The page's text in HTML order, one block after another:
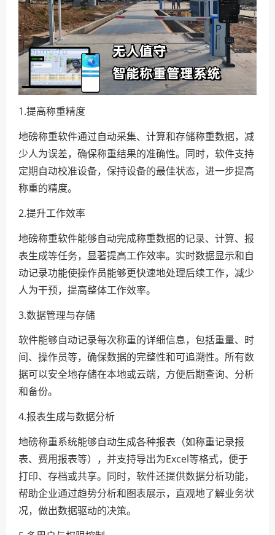
1.提高称重精度
地磅称重软件通过自动采集、计算和存储称重数据，减
少人为误差，确保称重结果的准确性。同时，软件支持
定期自动校准设备，保持设备的最佳状态，进一步提高
称重的精度。
2.提升工作效率
地磅称重软件能够自动完成称重数据的记录、计算、报
表生成等任务，显著提高工作效率。实时数据显示和自
动记录功能使操作员能够更快速地处理后续工作，减少
人为干预，提高整体工作效率。
3.数据管理与存储
软件能够自动记录每次称重的详细信息，包括重量、时
间、操作员等，确保数据的完整性和可追溯性。所有数
据可以安全地存储在本地或云端，方便后期查询、分析
和备份。
4.报表生成与数据分析
地磅称重系统能够自动生成各种报表（如称重记录报
表、费用报表等），并支持导出为Excel等格式，便于
打印、存档或共享。同时，软件还提供数据分析功能，
帮助企业通过趋势分析和图表展示，直观地了解业务状
况，做出数据驱动的决策。